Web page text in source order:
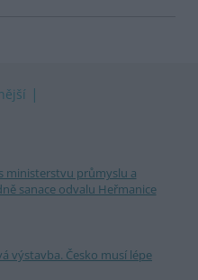
ministerstvu průmyslu a
sanace odvalu Heřmanice
výstavba. Česko musí lépe